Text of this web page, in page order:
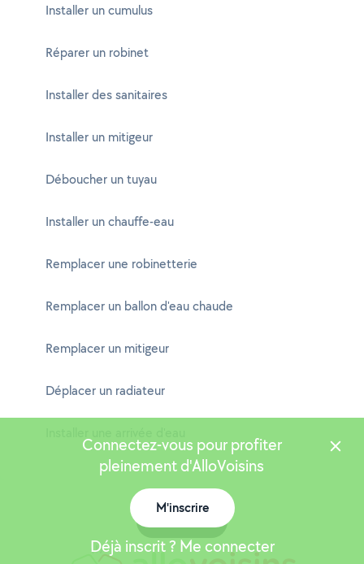
Installer un cumulus
Réparer un robinet
Installer des sanitaires
Installer un mitigeur
Déboucher un tuyau
Installer un chauffe-eau
Remplacer une robinetterie
Remplacer un ballon d'eau chaude
Remplacer un mitigeur
Déplacer un radiateur
Connectez-vous pour profiter
pleinement d'AlloVoisins
M'inscrire
Déjà inscrit ? Me connecter